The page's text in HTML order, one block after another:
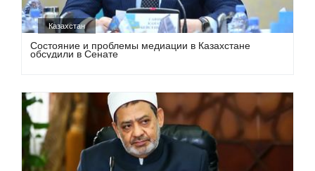
Казахстан
Состояние и проблемы медиации в Казахстане
обсудили в Сенате